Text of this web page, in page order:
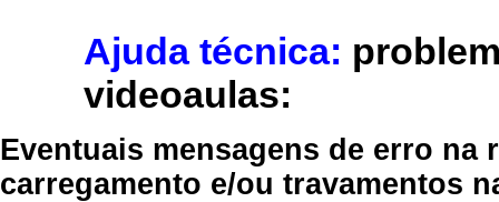
Ajuda técnica:
videoaulas:
Eventuais mensagens de erro
carregamento e/ou travamentos